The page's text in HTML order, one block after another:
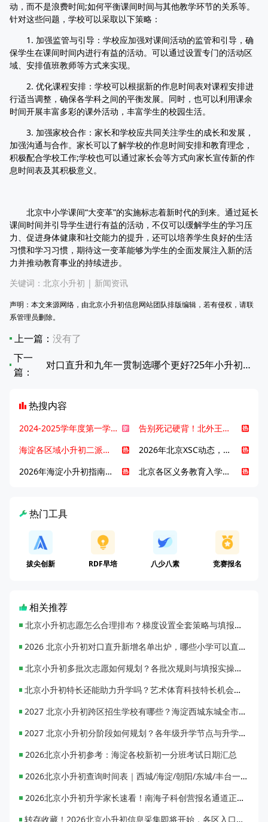
动，而不是浪费时间;如何平衡课间时间与其他教学环节的关系等。
针对这些问题，学校可以采取以下策略：
1. 加强监管与引导：学校应加强对课间活动的监管和引导，确
保学生在课间时间内进行有益的活动。可以通过设置专门的活动区
域、安排值班教师等方式来实现。
2. 优化课程安排：学校可以根据新的作息时间表对课程安排进
行适当调整，确保各学科之间的平衡发展。同时，也可以利用课余
时间开展丰富多彩的课外活动，丰富学生的校园生活。
3. 加强家校合作：家长和学校应共同关注学生的成长和发展，
加强沟通与合作。家长可以了解学校的作息时间安排和教育理念，
积极配合学校工作;学校也可以通过家长会等方式向家长宣传新的作
息时间表及其积极意义。
北京中小学课间“大变革”的实施标志着新时代的到来。通过延长
课间时间并引导学生进行有益的活动，不仅可以缓解学生的学习压
力、促进身体健康和社交能力的提升，还可以培养学生良好的生活
习惯和学习习惯，期待这一变革能够为学生的全面发展注入新的活
力并推动教育事业的持续进步。
关键词： 北京小升初 | 新闻资讯
声明：本文来源网络，由北京小升初信息网站团队排版编辑，若有侵权，请联
系管理员删除。
上一篇： 没有了
下一
篇：
对口直升和九年一贯制选哪个更好?25年小升初家长抢先了解
热搜内容
2024-2025学年度第一学期北京各区期末考试真题试卷汇总
告别死记硬背！北外王牌精读词汇课，帮孩子突破英语词汇难关
海淀各区域小升初二派全攻略合集！区域一至五志愿填报、升学策略详解
2026年北京XSC动态，持续更新中ing...
2026年海淀小升初指南，一文了解招生政策要点
北京各区义务教育入学咨询电话汇总，25年小升初家长提前收藏
热门工具
拔尖创新 RDF早培 八少八素 竞赛报名
相关推荐
北京小升初志愿怎么合理排布？梯度设置全套策略与填报避坑指南
2026 北京小升初对口直升新增名单出炉，哪些小学可以直升优质初中？
北京小升初多批次志愿如何规划？各批次规则与填报实操指南
北京小升初特长还能助力升学吗？艺术体育科技特长机会与误区全面解析
2027 北京小升初跨区招生学校有哪些？海淀西城东城全市招生校完整汇总
2027 北京小升初分阶段如何规划？各年级升学节点与升学通道全梳理
2026北京小升初参考：海淀各校新初一分班考试日期汇总
2026北京小升初查询时间表｜西城/海淀/朝阳/东城/丰台一键对照
2026北京小升初升学家长速看！南海子科创营报名通道正式开启
转存收藏！2026北京小升初信息采集即将开始，各区入口一键直达